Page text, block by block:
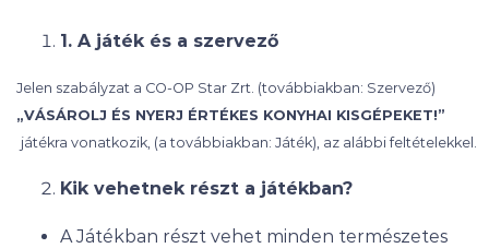
1. A játék és a szervező
Jelen szabályzat a CO-OP Star Zrt. (továbbiakban: Szervező)
„VÁSÁROLJ ÉS NYERJ ÉRTÉKES KONYHAI KISGÉPEKET!”
játékra vonatkozik, (a továbbiakban: Játék), az alábbi feltételekkel.
Kik vehetnek részt a játékban?
A Játékban részt vehet minden természetes